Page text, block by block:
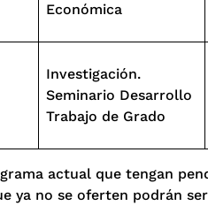
Económica
Investigación.
Seminario Desarrollo
Trabajo de Grado
actual que tengan
ya no se oferten podrán